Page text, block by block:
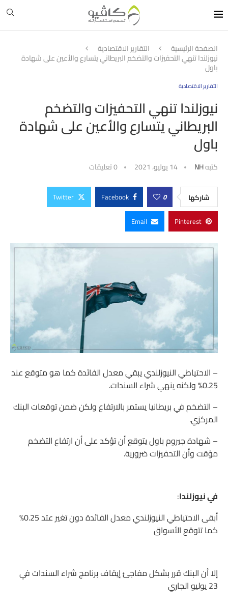
الصفحة الرئيسية التقارير الاقتصادية
نيوزلندا تنهي التحفيزات والتضخم البريطاني يتسارع والأعين على شهادة
باول
التقارير الاقتصادية
نيوزلندا تنهي التحفيزات والتضخم
البريطاني يتسارع والأعين على شهادة
باول
كتبهNH 14 يوليو، 2021 0 تعليقات
شاركها 0
Facebook
Twitter
Pinterest
Email
– الاحتياطي النيوزلندي يبقي معدل الفائدة كما هو متوقع عند
0.25% ولكنه ينهي شراء السندات.
– التضخم في بريطانيا يستمر بالارتفاع ولكن ضمن توقعات البنك
المركزي.
– شهادة جيروم باول يتوقع أن تؤكد على أن ارتفاع التضخم
مؤقت وأن التحفيزات ضرورية.
في نيوزلندا:
أبقى الاحتياطي النيوزلندي معدل الفائدة دون تغير عتد 0.25%
كما تتوقع الأسواق
إلا أن البنك قرر بشكل مفاجئ إيقاف برنامج شراء السندات في
23 يوليو الجاري